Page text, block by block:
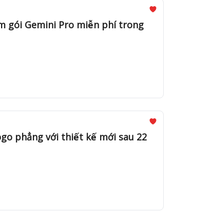
gói Gemini Pro miễn phí trong
phẳng với thiết kế mới sau 22